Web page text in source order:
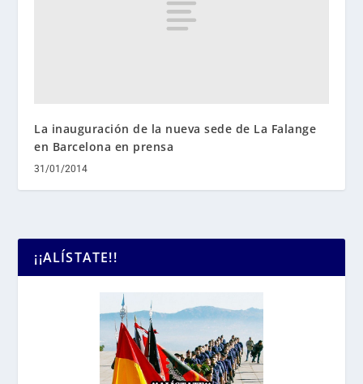
La inauguración de la nueva sede de La Falange
en Barcelona en prensa
31/01/2014
¡¡ALÍSTATE!!